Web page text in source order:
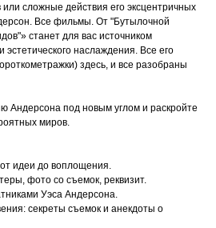
сложные действия его эксцентричных
Все фильмы. От "Бутылочной
станет для вас источником
эстетического наслаждения. Все его
здесь, и все разобраны
Андерсона под новым углом и раскройте
миров.
идеи до воплощения.
фото со съемок, реквизит.
Уэса Андерсона.
секреты съемок и анекдоты о